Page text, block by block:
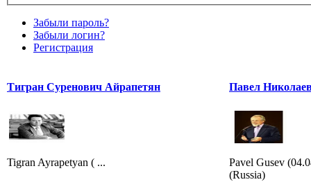
Забыли пароль?
Забыли логин?
Регистрация
Тигран Суренович Айрапетян
Tigran Ayrapetyan ( ...
Павел
Pavel Gusev
(Russia)